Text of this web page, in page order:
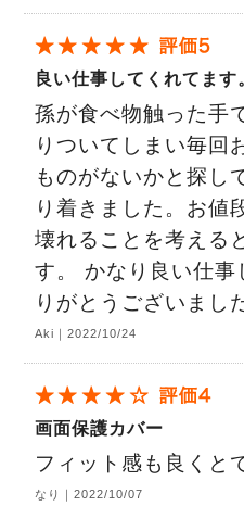
良い仕事してくれてます
孫が食べ物触った手
りついてしまい毎回
ものがないかと探し
り着きました。お値
壊れることを考える
す。 かなり良い仕
りがとうございまし
Aki｜2022/10/24
画面保護カバー
フィット感も良くと
なり｜2022/10/07